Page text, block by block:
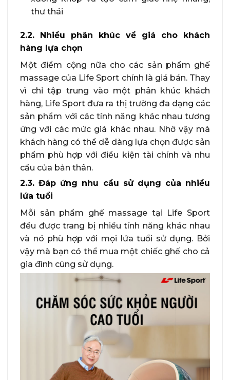
thư thái
2.2. Nhiều phân khúc về giá cho khách
hàng lựa chọn
Một điểm cộng nữa cho các sản phẩm ghế
massage của Life Sport chính là giá bán. Thay
vì chỉ tập trung vào một phân khúc khách
hàng, Life Sport đưa ra thị trường đa dạng các
sản phẩm với các tính năng khác nhau tương
ứng với các mức giá khác nhau. Nhờ vậy mà
khách hàng có thể dễ dàng lựa chọn được sản
phẩm phù hợp với điều kiện tài chính và nhu
cầu của bản thân.
2.3. Đáp ứng nhu cầu sử dụng của nhiều
lứa tuổi
Mỗi sản phẩm ghế massage tại Life Sport
đều được trang bị nhiều tính năng khác nhau
và nó phù hợp với mọi lứa tuổi sử dụng. Bởi
vậy mà bạn có thể mua một chiếc ghế cho cả
gia đình cùng sử dụng.